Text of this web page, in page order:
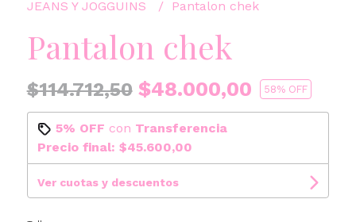
JEANS Y JOGGUINS
Pantalon chek
Pantalon chek
$114.712,50$48.000,00 58% OFF
5% OFF con Transferencia
Precio final: $45.600,00
Ver cuotas y descuentos